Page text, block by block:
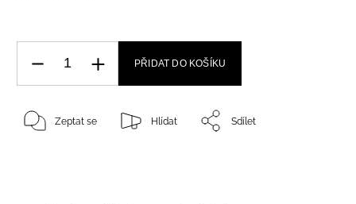
PŘIDAT DO KOŠÍKU
Zeptat se Hlídat Sdílet